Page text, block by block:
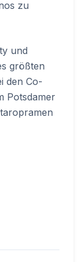
zu
und
größten
den Co-
Potsdamer